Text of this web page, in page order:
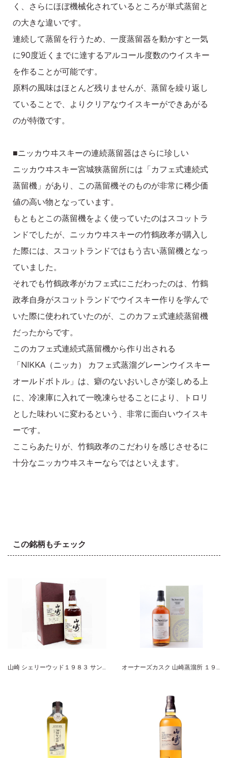
く、さらにほぼ機械化されているところが単式蒸留と
の大きな違いです。
連続して蒸留を行うため、一度蒸留器を動かすと一気
に90度近くまでに達するアルコール度数のウイスキー
を作ることが可能です。
原料の風味はほとんど残りませんが、蒸留を繰り返し
ていることで、よりクリアなウイスキーができあがる
のが特徴です。
■ニッカウヰスキーの連続蒸留器はさらに珍しい
ニッカウヰスキー宮城狭蒸留所には「カフェ式連続式
蒸留機」があり、この蒸留機そのものが非常に稀少価
値の高い物となっています。
もともとこの蒸留機をよく使っていたのはスコットラ
ンドでしたが、ニッカウヰスキーの竹鶴政孝が購入し
た際には、スコットランドではもう古い蒸留機となっ
ていました。
それでも竹鶴政孝がカフェ式にこだわったのは、竹鶴
政孝自身がスコットランドでウイスキー作りを学んで
いた際に使われていたのが、このカフェ式連続蒸留機
だったからです。
このカフェ式連続式蒸留機から作り出される
「NIKKA（ニッカ） カフェ式蒸溜グレーンウイスキー
オールドボトル」は、癖のないおいしさが楽しめる上
に、冷凍庫に入れて一晩凍らせることにより、トロリ
とした味わいに変わるという、非常に面白いウイスキ
ーです。
ここらあたりが、竹鶴政孝のこだわりを感じさせるに
十分なニッカウヰスキーならではといえます。
この銘柄もチェック
山崎 シェリーウッド１９８３ サントリー ピュアモルト オーナーズカスク 山崎蒸溜所 １９８９-２０１０ ホグスヘッド サントリーシングルカスクウイスキー